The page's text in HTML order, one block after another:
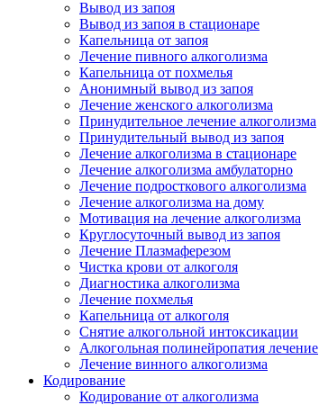
Вывод из запоя
Вывод из запоя в стационаре
Капельница от запоя
Лечение пивного алкоголизма
Капельница от похмелья
Анонимный вывод из запоя
Лечение женского алкоголизма
Принудительное лечение алкоголизма
Принудительный вывод из запоя
Лечение алкоголизма в стационаре
Лечение алкоголизма амбулаторно
Лечение подросткового алкоголизма
Лечение алкоголизма на дому
Мотивация на лечение алкоголизма
Круглосуточный вывод из запоя
Лечение Плазмаферезом
Чистка крови от алкоголя
Диагностика алкоголизма
Лечение похмелья
Капельница от алкоголя
Снятие алкогольной интоксикации
Алкогольная полинейропатия лечение
Лечение винного алкоголизма
Кодирование
Кодирование от алкоголизма